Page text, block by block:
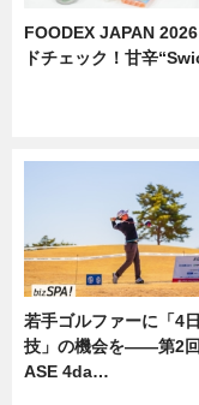
FOODEX JAPAN
ドチェック！甘辛
若手ゴルファーに「4
技」の機会を——第2
ASE 4da…